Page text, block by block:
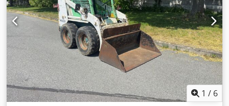
durumu: %80 - %100 Arka lastik tipi: Vulkollan Arka lastik
durumu: %60 - %80 Batarya Voltajı: 24V Batarya Ah: 20Ah
Batarya Tipi: Lityum-iyon Batarya Üretim Yılı: 2024 Batarya
Durumu: %80 - %100 Djdpfx Anozrildozswa CE Sertifikası,
Lityum-iyon, bakım gerektirmeyen batarya 24V
1 / 6